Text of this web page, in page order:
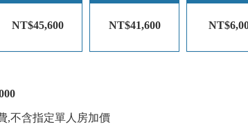
NT$45,600 NT$41,600
,不含指定單人房加價